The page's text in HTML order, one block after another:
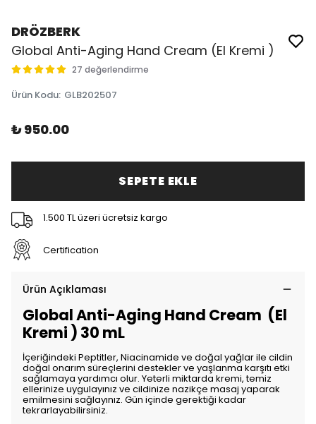
DRÖZBERK
Global Anti-Aging Hand Cream (El Kremi )
27 değerlendirme
Ürün Kodu: GLB202507
₺ 950.00
SEPETE EKLE
1.500 TL üzeri ücretsiz kargo
Certification
Ürün Açıklaması
Global Anti-Aging Hand Cream (El
Kremi ) 30 mL
İçeriğindeki Peptitler, Niacinamide ve doğal yağlar ile cildin
doğal onarım süreçlerini destekler ve yaşlanma karşıtı etki
sağlamaya yardımcı olur. Yeterli miktarda kremi, temiz
ellerinize uygulayınız ve cildinize nazikçe masaj yaparak
emilmesini sağlayınız. Gün içinde gerektiği kadar
tekrarlayabilirsiniz.